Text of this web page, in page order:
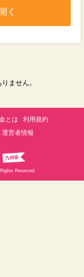
く
ません。
とは
利用規約
運営者情報
Reserved.